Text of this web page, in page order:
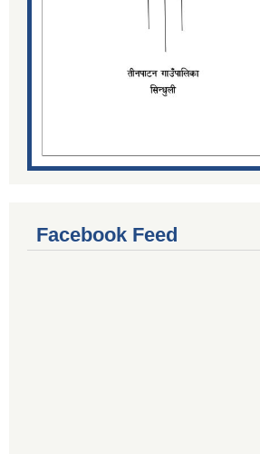
Facebook Feed